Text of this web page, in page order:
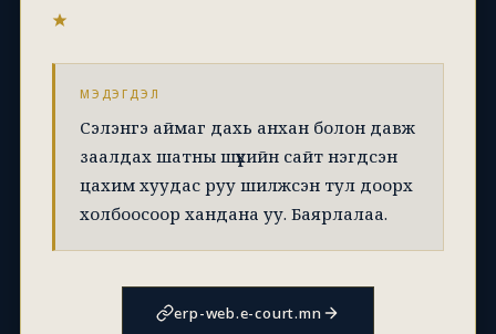
МЭДЭГДЭЛ
Сэлэнгэ аймаг дахь анхан болон давж
заалдах шатны шүүхийн сайт нэгдсэн
цахим хуудас руу шилжсэн тул доорх
холбоосоор хандана уу. Баярлалаа.
erp-web.e-court.mn